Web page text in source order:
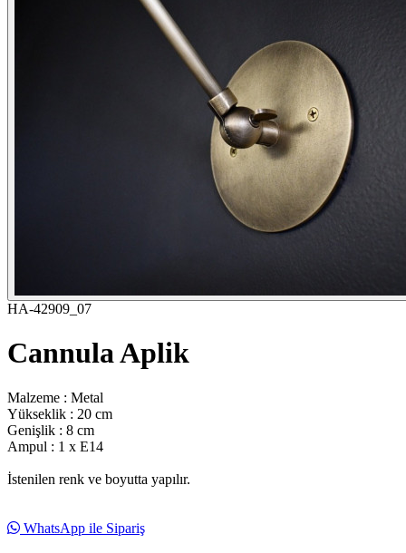
HA-42909_07
Cannula Aplik
Malzeme : Metal
Yükseklik : 20 cm
Genişlik : 8 cm
Ampul : 1 x E14
İstenilen renk ve boyutta yapılır.
WhatsApp ile Sipariş